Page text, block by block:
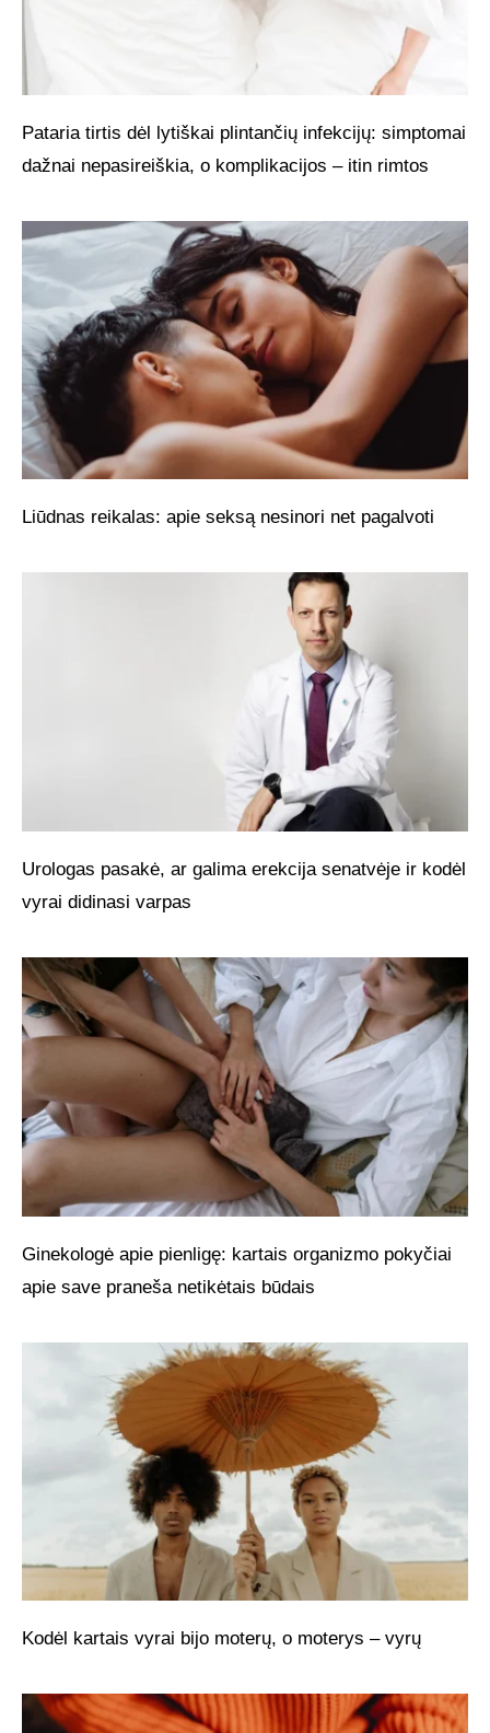
Pataria tirtis dėl lytiškai plintančių infekcijų: simptomai
dažnai nepasireiškia, o komplikacijos – itin rimtos
Liūdnas reikalas: apie seksą nesinori net pagalvoti
Urologas pasakė, ar galima erekcija senatvėje ir kodėl
vyrai didinasi varpas
Ginekologė apie pienligę: kartais organizmo pokyčiai
apie save praneša netikėtais būdais
Kodėl kartais vyrai bijo moterų, o moterys – vyrų